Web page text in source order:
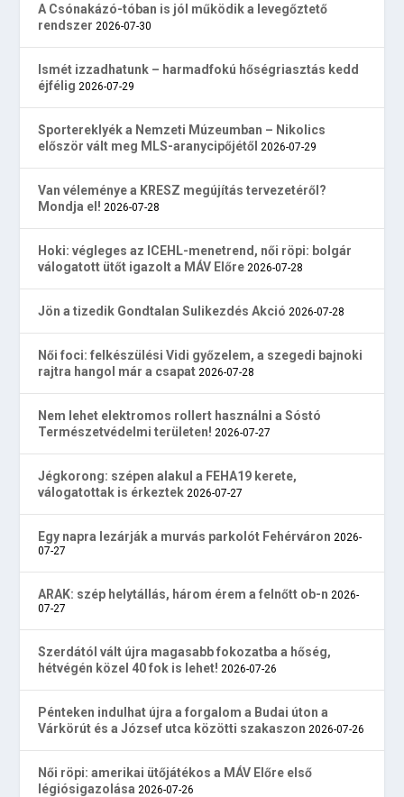
A Csónakázó-tóban is jól működik a levegőztető
rendszer 2026-07-30
Ismét izzadhatunk – harmadfokú hőségriasztás kedd
éjfélig 2026-07-29
Sportereklyék a Nemzeti Múzeumban – Nikolics
először vált meg MLS-aranycipőjétől 2026-07-29
Van véleménye a KRESZ megújítás tervezetéről?
Mondja el! 2026-07-28
Hoki: végleges az ICEHL-menetrend, női röpi: bolgár
válogatott ütőt igazolt a MÁV Előre 2026-07-28
Jön a tizedik Gondtalan Sulikezdés Akció 2026-07-28
Női foci: felkészülési Vidi győzelem, a szegedi bajnoki
rajtra hangol már a csapat 2026-07-28
Nem lehet elektromos rollert használni a Sóstó
Természetvédelmi területen! 2026-07-27
Jégkorong: szépen alakul a FEHA19 kerete,
válogatottak is érkeztek 2026-07-27
Egy napra lezárják a murvás parkolót Fehérváron 2026-
07-27
ARAK: szép helytállás, három érem a felnőtt ob-n 2026-
07-27
Szerdától vált újra magasabb fokozatba a hőség,
hétvégén közel 40 fok is lehet! 2026-07-26
Pénteken indulhat újra a forgalom a Budai úton a
Várkörút és a József utca közötti szakaszon 2026-07-26
Női röpi: amerikai ütőjátékos a MÁV Előre első
légiósigazolása 2026-07-26